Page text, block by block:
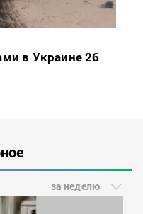
в Украине 26
за неделю